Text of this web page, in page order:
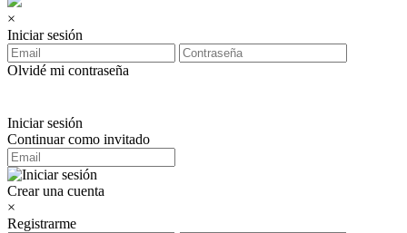
×
Iniciar sesión
Olvidé mi contraseña
Iniciar sesión
Continuar como invitado
Crear una cuenta
×
Registrarme